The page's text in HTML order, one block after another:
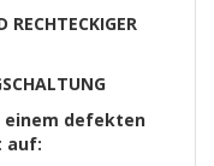
einem defekten
auf: